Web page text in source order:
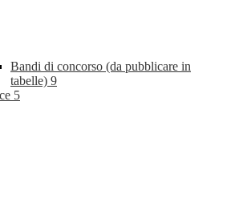
Bandi di concorso (da pubblicare in
tabelle) 9
5